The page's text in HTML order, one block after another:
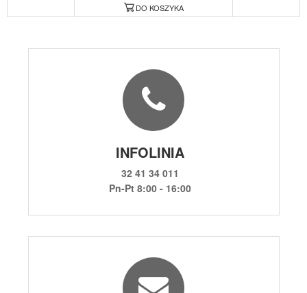
DO KOSZYKA
INFOLINIA
32 41 34 011
Pn-Pt 8:00 - 16:00